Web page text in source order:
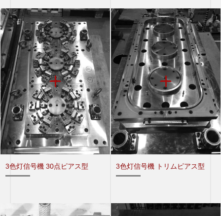
3色灯信号機 30点ピアス型 3色灯信号機 トリムピアス型